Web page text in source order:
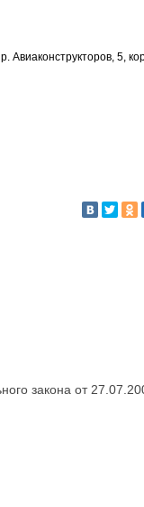
Авиаконструкторов, 5,
закона от